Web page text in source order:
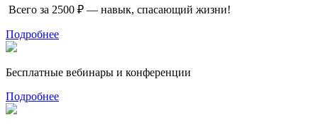
Всего за 2500 ₽ — навык, спасающий жизни!
Подробнее
Бесплатные вебинары и конференции
Подробнее